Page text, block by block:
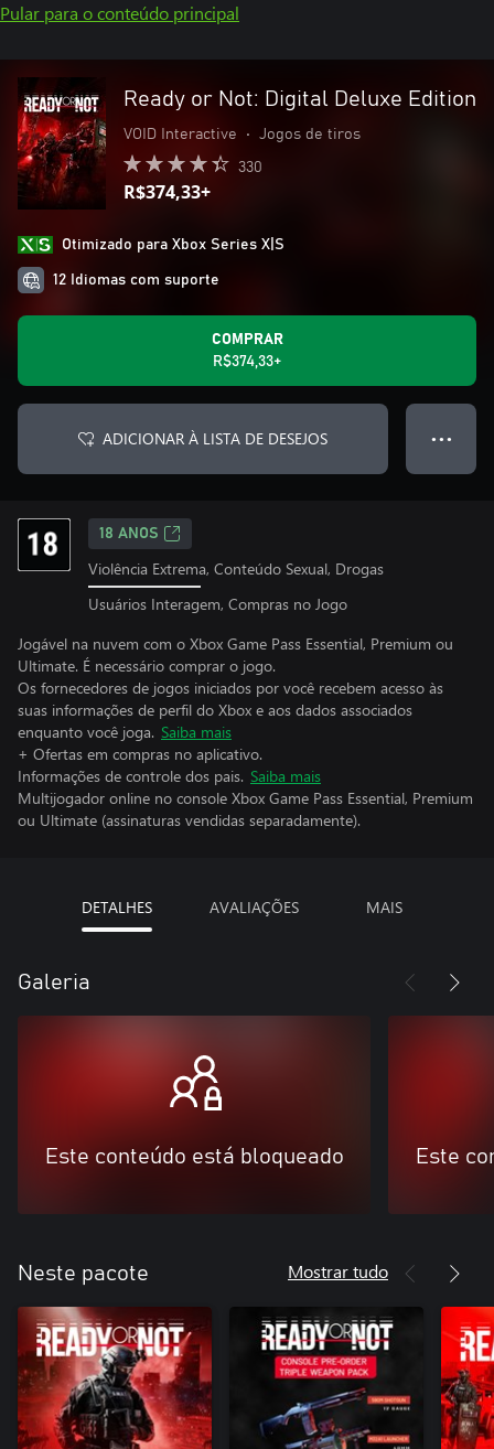
Pular para o conteúdo principal
Ready or Not: Digital Deluxe Edition
VOID Interactive • Jogos de tiros
330
R$374,33+
Otimizado para Xbox Series X|S
12 Idiomas com suporte
COMPRAR
R$374,33+
ADICIONAR À LISTA DE DESEJOS ● ● ●
18 ANOS
Violência Extrema, Conteúdo Sexual, Drogas
Usuários Interagem, Compras no Jogo
Jogável na nuvem com o Xbox Game Pass Essential, Premium ou
Ultimate. É necessário comprar o jogo.
Os fornecedores de jogos iniciados por você recebem acesso às
suas informações de perfil do Xbox e aos dados associados
enquanto você joga. Saiba mais
+ Ofertas em compras no aplicativo.
Informações de controle dos pais. Saiba mais
Multijogador online no console Xbox Game Pass Essential, Premium
ou Ultimate (assinaturas vendidas separadamente).
DETALHES AVALIAÇÕES MAIS
Galeria
Este conteúdo está bloqueado Este
Neste pacote Mostrar tudo